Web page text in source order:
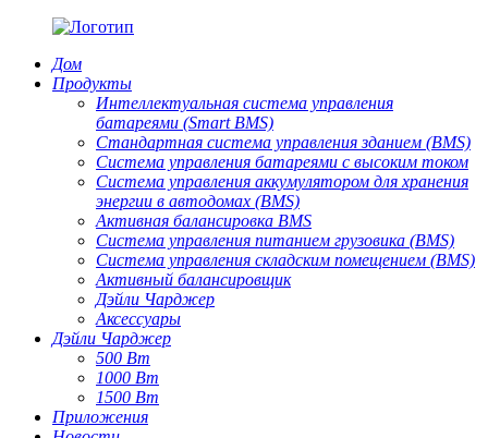
Дом
Продукты
Интеллектуальная система управления
батареями (Smart BMS)
Стандартная система управления зданием (BMS)
Система управления батареями с высоким током
Система управления аккумулятором для хранения
энергии в автодомах (BMS)
Активная балансировка BMS
Система управления питанием грузовика (BMS)
Система управления складским помещением (BMS)
Активный балансировщик
Дэйли Чарджер
Аксессуары
Дэйли Чарджер
500 Вт
1000 Вт
1500 Вт
Приложения